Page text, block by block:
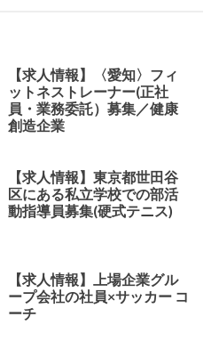
【求人情報】〈愛知〉フィ
ットネストレーナー(正社
員・業務委託）募集／健康
創造企業
【求人情報】東京都世田谷
区にある私立学校での部活
動指導員募集(硬式テニス)
【求人情報】上場企業グル
ープ会社の社員×サッカー コ
ーチ